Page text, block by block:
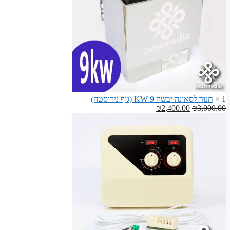
1 ×
תנור לסאונה יבשה 9 KW (גוף נירוסטה)
₪3,000.00
המחיר
היה:
₪3,000.00.
₪2,400.00
הוא:
₪2,400.00.